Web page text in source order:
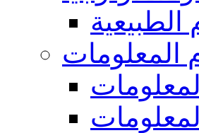
الطبيعية
المعلومات